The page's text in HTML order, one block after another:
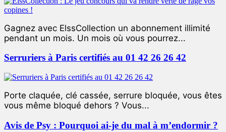
Gagnez avec ElssCollection un abonnement illimité
pendant un mois. Un mois où vous pourrez...
Serruriers à Paris certifiés au 01 42 26 26 42
Porte claquée, clé cassée, serrure bloquée, vous êtes
vous même bloqué dehors ? Vous...
Avis de Psy : Pourquoi ai-je du mal à m’endormir ?